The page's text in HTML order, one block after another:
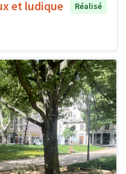
et ludique
Réalisé